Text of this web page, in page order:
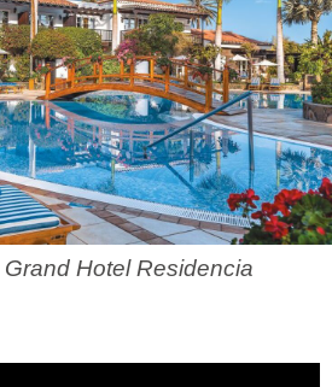
Hotel Residencia